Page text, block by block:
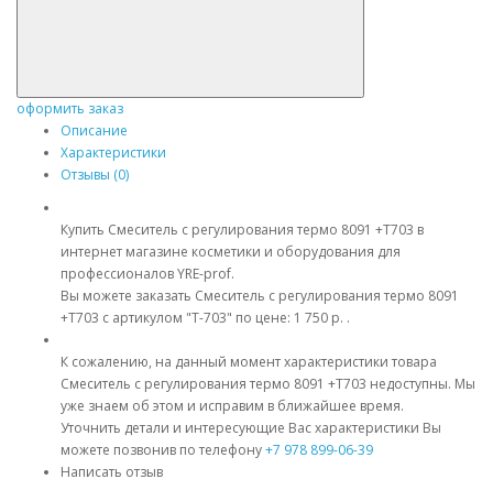
оформить заказ
Описание
Характеристики
Отзывы (0)
Купить Смеситель с регулирования термо 8091 +T703 в
интернет магазине косметики и оборудования для
профессионалов YRE-prof.
Вы можете заказать Смеситель с регулирования термо 8091
+T703 с артикулом "Т-703" по цене: 1 750 р. .
К сожалению, на данный момент характеристики товара
Смеситель с регулирования термо 8091 +T703 недоступны. Мы
уже знаем об этом и исправим в ближайшее время.
Уточнить детали и интересующие Вас характеристики Вы
можете позвонив по телефону+7 978 899-06-39
Написать отзыв